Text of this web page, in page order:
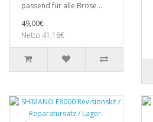
passend für alle Brose ..
49,00€
Netto 41,18€